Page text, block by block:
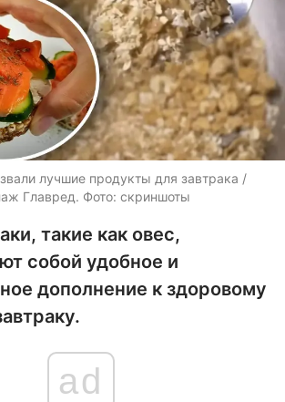
лучшие продукты для завтрака /
Главред. Фото: скриншоты
такие как овес,
собой удобное и
дополнение к здоровому
ad